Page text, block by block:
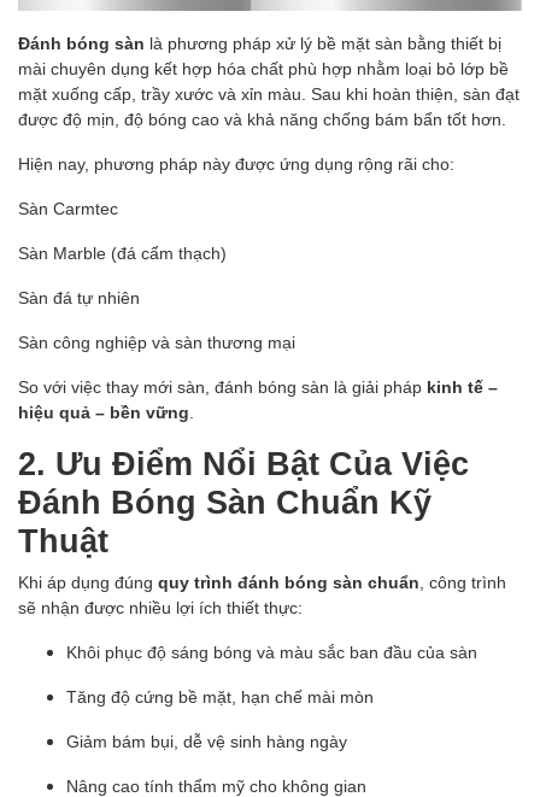
Đánh bóng sàn là phương pháp xử lý bề mặt sàn bằng thiết bị
mài chuyên dụng kết hợp hóa chất phù hợp nhằm loại bỏ lớp bề
mặt xuống cấp, trầy xước và xỉn màu. Sau khi hoàn thiện, sàn đạt
được độ mịn, độ bóng cao và khả năng chống bám bẩn tốt hơn.
Hiện nay, phương pháp này được ứng dụng rộng rãi cho:
Sàn Carmtec
Sàn Marble (đá cẩm thạch)
Sàn đá tự nhiên
Sàn công nghiệp và sàn thương mại
So với việc thay mới sàn, đánh bóng sàn là giải pháp kinh tế –
hiệu quả – bền vững
2. Ưu Điểm Nổi Bật Của Việc
Đánh Bóng Sàn Chuẩn Kỹ
Thuật
Khi áp dụng đúng quy trình đánh bóng sàn chuẩn , công trình
sẽ nhận được nhiều lợi ích thiết thực:
Khôi phục độ sáng bóng và màu sắc ban đầu của sàn
Tăng độ cứng bề mặt, hạn chế mài mòn
Giảm bám bụi, dễ vệ sinh hàng ngày
Nâng cao tính thẩm mỹ cho không gian